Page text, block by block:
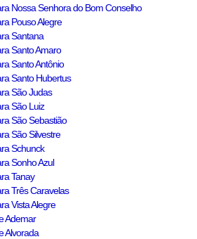
Nossa Senhora do Bom Conselho
Pouso Alegre
Santana
Santo Amaro
Santo Antônio
Santo Hubertus
São Judas
São Luiz
São Sebastião
São Silvestre
Schunck
Sonho Azul
Tanay
Três Caravelas
Vista Alegre
Ademar
Alvorada